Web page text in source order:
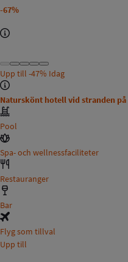
-67%
Upp till -47% Idag
Naturskönt hotell vid stranden på
Pool
Spa- och wellnessfaciliteter
Restauranger
Bar
Flyg som tillval
Upp till